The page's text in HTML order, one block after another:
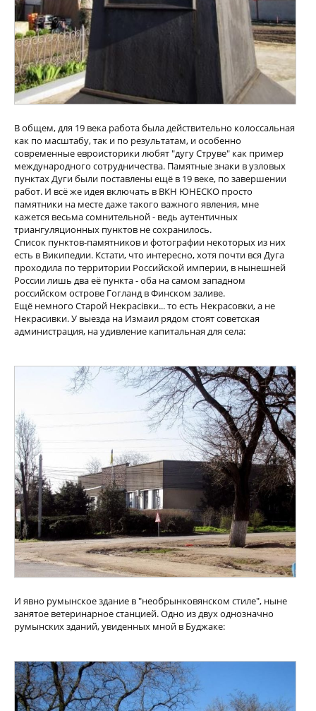
В общем, для 19 века работа была действительно колоссальная
как по масштабу, так и по результатам, и особенно
современные евроисторики любят "дугу Струве" как пример
международного сотрудничества. Памятные знаки в узловых
пунктах Дуги были поставлены ещё в 19 веке, по завершении
работ. И всё же идея включать в ВКН ЮНЕСКО просто
памятники на месте даже такого важного явления, мне
кажется весьма сомнительной - ведь аутентичных
триангуляционных пунктов не сохранилось.
Список пунктов-памятников и фотографии некоторых из них
есть в Википедии. Кстати, что интересно, хотя почти вся Дуга
проходила по территории Российской империи, в нынешней
России лишь два её пункта - оба на самом западном
российском острове Гогланд в Финском заливе.
Ещё немного Старой Некрасiвки... то есть Некрасовки, а не
Некрасивки. У выезда на Измаил рядом стоят советская
администрация, на удивление капитальная для села:
И явно румынское здание в "необрынковянском стиле", ныне
занятое ветеринарное станцией. Одно из двух однозначно
румынских зданий, увиденных мной в Буджаке: